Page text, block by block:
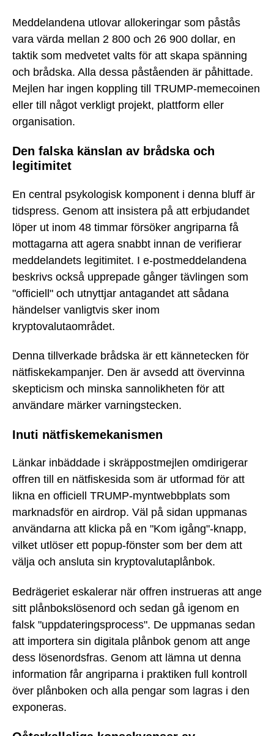
Meddelandena utlovar allokeringar som påstås
vara värda mellan 2 800 och 26 900 dollar, en
taktik som medvetet valts för att skapa spänning
och brådska. Alla dessa påståenden är påhittade.
Mejlen har ingen koppling till TRUMP-memecoinen
eller till något verkligt projekt, plattform eller
organisation.
Den falska känslan av brådska och
legitimitet
En central psykologisk komponent i denna bluff är
tidspress. Genom att insistera på att erbjudandet
löper ut inom 48 timmar försöker angriparna få
mottagarna att agera snabbt innan de verifierar
meddelandets legitimitet. I e-postmeddelandena
beskrivs också upprepade gånger tävlingen som
"officiell" och utnyttjar antagandet att sådana
händelser vanligtvis sker inom
kryptovalutaområdet.
Denna tillverkade brådska är ett kännetecken för
nätfiskekampanjer. Den är avsedd att övervinna
skepticism och minska sannolikheten för att
användare märker varningstecken.
Inuti nätfiskemekanismen
Länkar inbäddade i skräppostmejlen omdirigerar
offren till en nätfiskesida som är utformad för att
likna en officiell TRUMP-myntwebbplats som
marknadsför en airdrop. Väl på sidan uppmanas
användarna att klicka på en "Kom igång"-knapp,
vilket utlöser ett popup-fönster som ber dem att
välja och ansluta sin kryptovalutaplånbok.
Bedrägeriet eskalerar när offren instrueras att ange
sitt plånbokslösenord och sedan gå igenom en
falsk "uppdateringsprocess". De uppmanas sedan
att importera sin digitala plånbok genom att ange
dess lösenordsfras. Genom att lämna ut denna
information får angriparna i praktiken full kontroll
över plånboken och alla pengar som lagras i den
exponeras.